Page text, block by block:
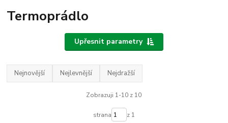
Termoprádlo
Upřesnit parametry
Nejnovější Nejlevnější Nejdražší
Zobrazuji 1-10 z 10
strana z 1